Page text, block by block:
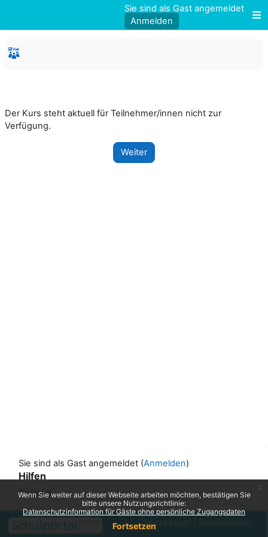
Wenn Sie weiter auf dieser Webseite arbeiten möchten, bestätigen Sie
bitte unsere Nutzungsrichtlinie:
Datenschutzinformation für Gäste ohne persönliche Zugangsdaten
Fortsetzen
Sie sind als Gast angemeldet
Anmelden
Der Kurs steht aktuell für Teilnehmer/innen nicht zur
Verfügung.
Weiter
Sie sind als Gast angemeldet (Anmelden)
Hilfen
Support ...
Impressum Datenschutz